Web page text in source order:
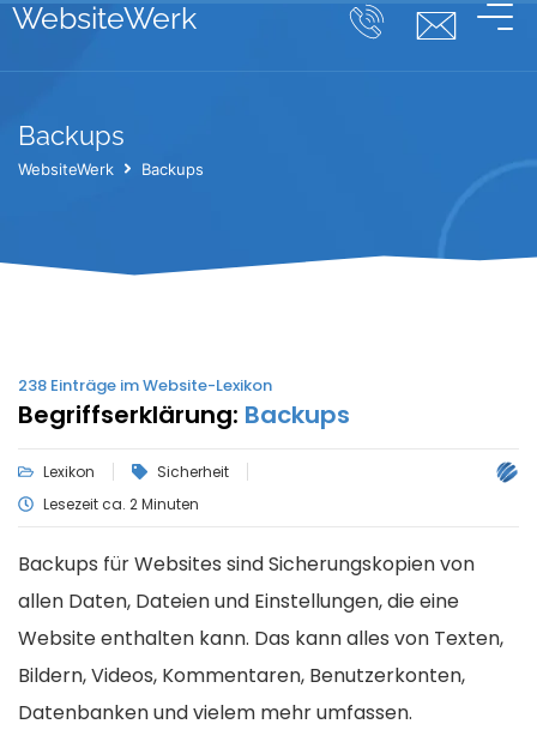
WebsiteWerk
Backups
WebsiteWerk Backups
238 Einträge im Website-Lexikon
Begriffserklärung: Backups
Lexikon
Sicherheit
Lesezeit ca. 2 Minuten
Backups für Websites sind Sicherungskopien von
allen Daten, Dateien und Einstellungen, die eine
Website enthalten kann. Das kann alles von Texten,
Bildern, Videos, Kommentaren, Benutzerkonten,
Datenbanken und vielem mehr umfassen.